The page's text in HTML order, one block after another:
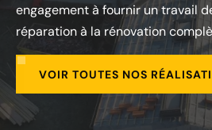
engagement à fournir un travail
réparation à la rénovation
VOIR TOUTES NOS